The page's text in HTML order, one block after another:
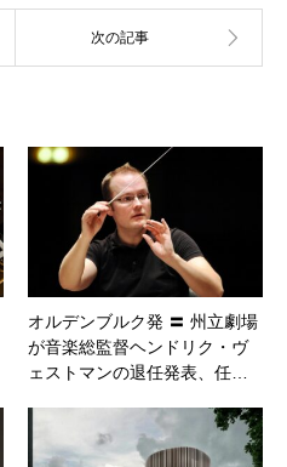
オルデンブルク発 〓 州立劇場
が音楽総監督ヘンドリク・ヴ
ェストマンの退任発表、任…